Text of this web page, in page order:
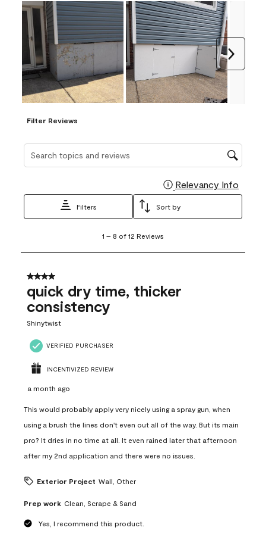
Filter Reviews
Relevancy Info
Filters Sort by
8
12
Reviews
1 – 8 of 12 Reviews
4 out of 5 stars.
quick dry time, thicker
consistency
Shinytwist
VERIFIED PURCHASER
INCENTIVIZED REVIEW
a month ago
This would probably apply very nicely using a spray gun, when
using a brush the lines don't even out all of the way. But its main
pro? It dries in no time at all. It even rained later that afternoon
after my 2nd application and there were no issues.
Exterior Project Wall, Other
Prep work Clean, Scrape & Sand
Yes, I recommend this product.